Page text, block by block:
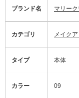
ブランド名 マリーク
カテゴリ メイク
タイプ 本体
カラー 09